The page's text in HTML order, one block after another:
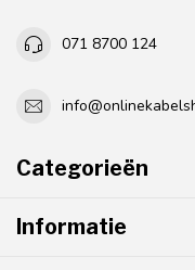
071 8700 124
Categorieën
Informatie